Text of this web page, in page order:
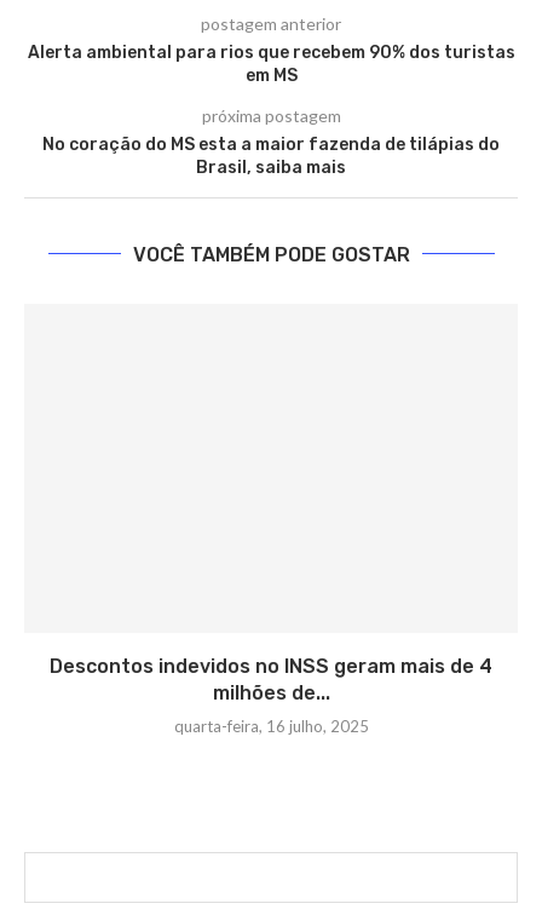
postagem anterior
Alerta ambiental para rios que recebem 90% dos turistas
em MS
próxima postagem
No coração do MS esta a maior fazenda de tilápias do
Brasil, saiba mais
VOCÊ TAMBÉM PODE GOSTAR
Descontos indevidos no INSS geram mais de 4
milhões de...
quarta-feira, 16 julho, 2025